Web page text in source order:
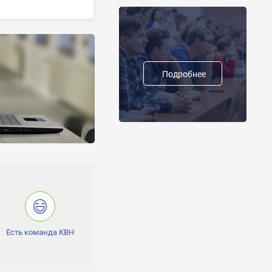
Есть команда КВН
Подробнее